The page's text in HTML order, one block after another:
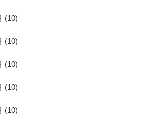
(10)
(10)
(10)
(10)
(10)